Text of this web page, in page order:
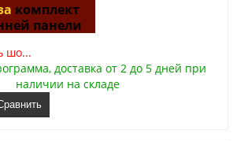
комплект
панели
шо...
доставка от 2 до 5 дней при
наличии на складе